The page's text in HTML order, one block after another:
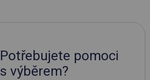
Potřebujete pomoci
s výběrem?